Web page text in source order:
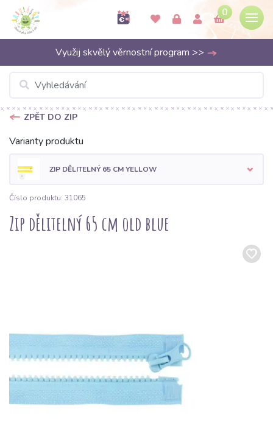
0
Využij skvělý věrnostní program >>
ZPĚT DO ZIP
Varianty produktu
ZIP DĚLITELNÝ 65 CM YELLOW
Číslo produktu: 31065
Zip dělitelný 65 cm old blue